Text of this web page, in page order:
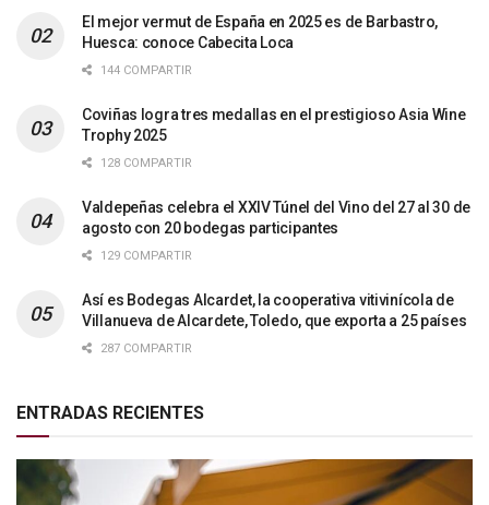
El mejor vermut de España en 2025 es de Barbastro,
Huesca: conoce Cabecita Loca
144 COMPARTIR
Coviñas logra tres medallas en el prestigioso Asia Wine
Trophy 2025
128 COMPARTIR
Valdepeñas celebra el XXIV Túnel del Vino del 27 al 30 de
agosto con 20 bodegas participantes
129 COMPARTIR
Así es Bodegas Alcardet, la cooperativa vitivinícola de
Villanueva de Alcardete, Toledo, que exporta a 25 países
287 COMPARTIR
ENTRADAS RECIENTES